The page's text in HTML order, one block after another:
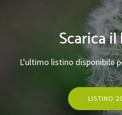
Scarica
L'ultimo listino disponibile
LISTINO